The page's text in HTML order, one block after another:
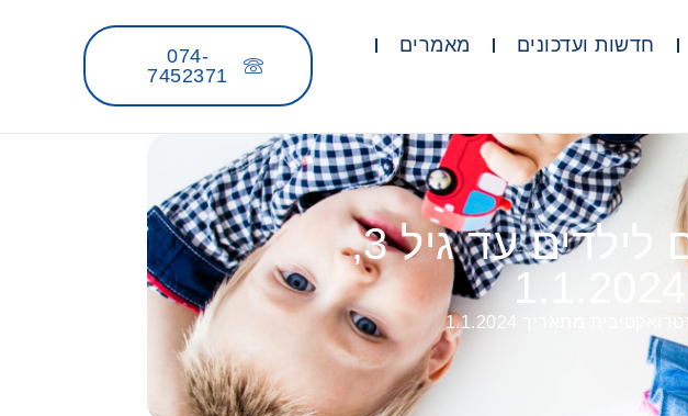
חדשות ועדכונים
מאמרים
074-
7452371
הנדון: הגדלת נקודות זיכוי להורים לילדים עד גיל 3,